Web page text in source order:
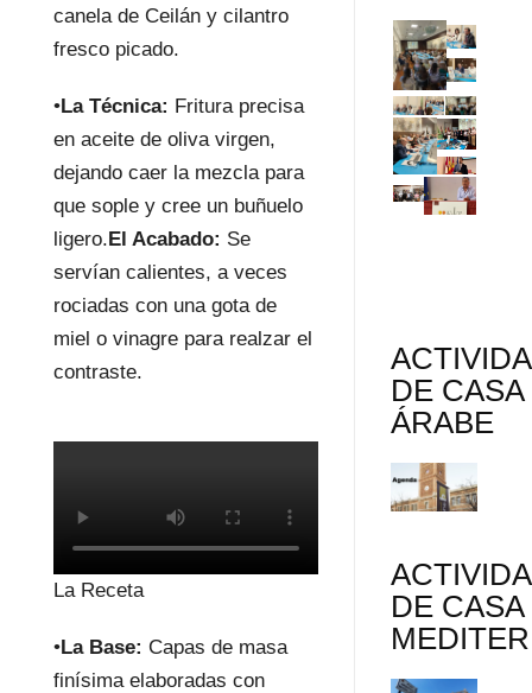
canela de Ceilán y cilantro
fresco picado.
•La Técnica: Fritura precisa
en aceite de oliva virgen,
dejando caer la mezcla para
que sople y cree un buñuelo
ligero. El Acabado: Se
servían calientes, a veces
rociadas con una gota de
miel o vinagre para realzar el
contraste.
La Receta
•La Base: Capas de masa
finísima elaboradas con
DE CASA
ÁRABE
DE CASA